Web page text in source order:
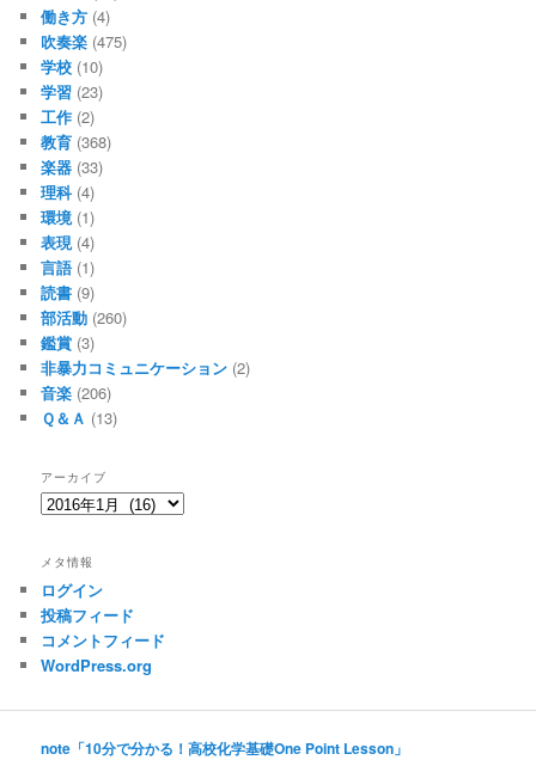
働き方 (4)
吹奏楽 (475)
学校 (10)
学習 (23)
工作 (2)
教育 (368)
楽器 (33)
理科(4)
環境 (1)
表現 (4)
言語(1)
読書 (9)
部活動 (260)
鑑賞 (3)
非暴力コミュニケーション (2)
音楽 (206)
Ｑ＆Ａ (13)
アーカイブ
ア
イ
ブ
メタ情報
ログイン
投稿フィード
コメントフィード
WordPress.org
note「10分で分かる！高校化学基礎One Point Lesson」